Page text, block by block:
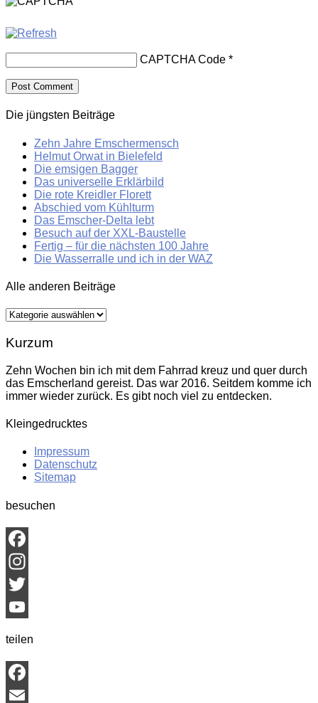
CAPTCHA Code *
Die jüngsten Beiträge
Zehn Jahre Emschermensch
Helmut Orwat in Bielefeld
Die emsigen Bagger
Das universelle Erklärbild
Die rote Kreidler Florett
Abschied vom Kühlturm
Das Emscher-Delta lebt
Besuch auf der XXL-Baustelle
Fertig – für die nächsten 100 Jahre
Die Wasserralle und ich in der WAZ
Alle anderen Beiträge
Alle
Beiträge
Kurzum
Zehn Wochen bin ich mit dem Fahrrad kreuz und quer durch
das Emscherland gereist. Das war 2016. Seitdem komme ich
immer wieder zurück. Es gibt noch viel zu entdecken.
Kleingedrucktes
Impressum
Datenschutz
Sitemap
besuchen
Facebook
Instagram
Twitter
teilen
Facebook